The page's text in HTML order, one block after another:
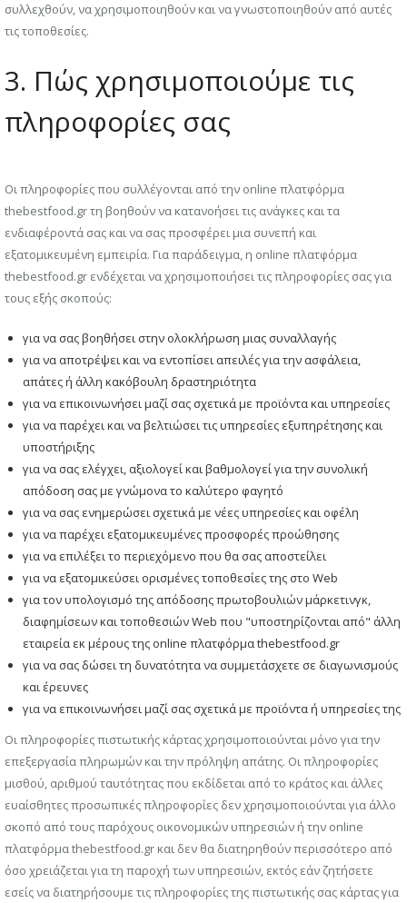
συλλεχθούν, να χρησιμοποιηθούν και να γνωστοποιηθούν από αυτές
τις τοποθεσίες.
3. Πώς χρησιμοποιούμε τις
πληροφορίες σας
Οι πληροφορίες που συλλέγονται από την online πλατφόρμα
thebestfood.gr τη βοηθούν να κατανοήσει τις ανάγκες και τα
ενδιαφέροντά σας και να σας προσφέρει μια συνεπή και
εξατομικευμένη εμπειρία. Για παράδειγμα, η online πλατφόρμα
thebestfood.gr ενδέχεται να χρησιμοποιήσει τις πληροφορίες σας για
τους εξής σκοπούς:
για να σας βοηθήσει στην ολοκλήρωση μιας συναλλαγής
για να αποτρέψει και να εντοπίσει απειλές για την ασφάλεια,
απάτες ή άλλη κακόβουλη δραστηριότητα
για να επικοινωνήσει μαζί σας σχετικά με προϊόντα και υπηρεσίες
για να παρέχει και να βελτιώσει τις υπηρεσίες εξυπηρέτησης και
υποστήριξης
για να σας ελέγχει, αξιολογεί και βαθμολογεί για την συνολική
απόδοση σας με γνώμονα το καλύτερο φαγητό
για να σας ενημερώσει σχετικά με νέες υπηρεσίες και οφέλη
για να παρέχει εξατομικευμένες προσφορές προώθησης
για να επιλέξει το περιεχόμενο που θα σας αποστείλει
για να εξατομικεύσει ορισμένες τοποθεσίες της στο Web
για τον υπολογισμό της απόδοσης πρωτοβουλιών μάρκετινγκ,
διαφημίσεων και τοποθεσιών Web που "υποστηρίζονται από" άλλη
εταιρεία εκ μέρους της online πλατφόρμα thebestfood.gr
για να σας δώσει τη δυνατότητα να συμμετάσχετε σε διαγωνισμούς
και έρευνες
για να επικοινωνήσει μαζί σας σχετικά με προϊόντα ή υπηρεσίες της
Οι πληροφορίες πιστωτικής κάρτας χρησιμοποιούνται μόνο για την
επεξεργασία πληρωμών και την πρόληψη απάτης. Οι πληροφορίες
μισθού, αριθμού ταυτότητας που εκδίδεται από το κράτος και άλλες
ευαίσθητες προσωπικές πληροφορίες δεν χρησιμοποιούνται για άλλο
σκοπό από τους παρόχους οικονομικών υπηρεσιών ή την online
πλατφόρμα thebestfood.gr και δεν θα διατηρηθούν περισσότερο από
όσο χρειάζεται για τη παροχή των υπηρεσιών, εκτός εάν ζητήσετε
εσείς να διατηρήσουμε τις πληροφορίες της πιστωτικής σας κάρτας για